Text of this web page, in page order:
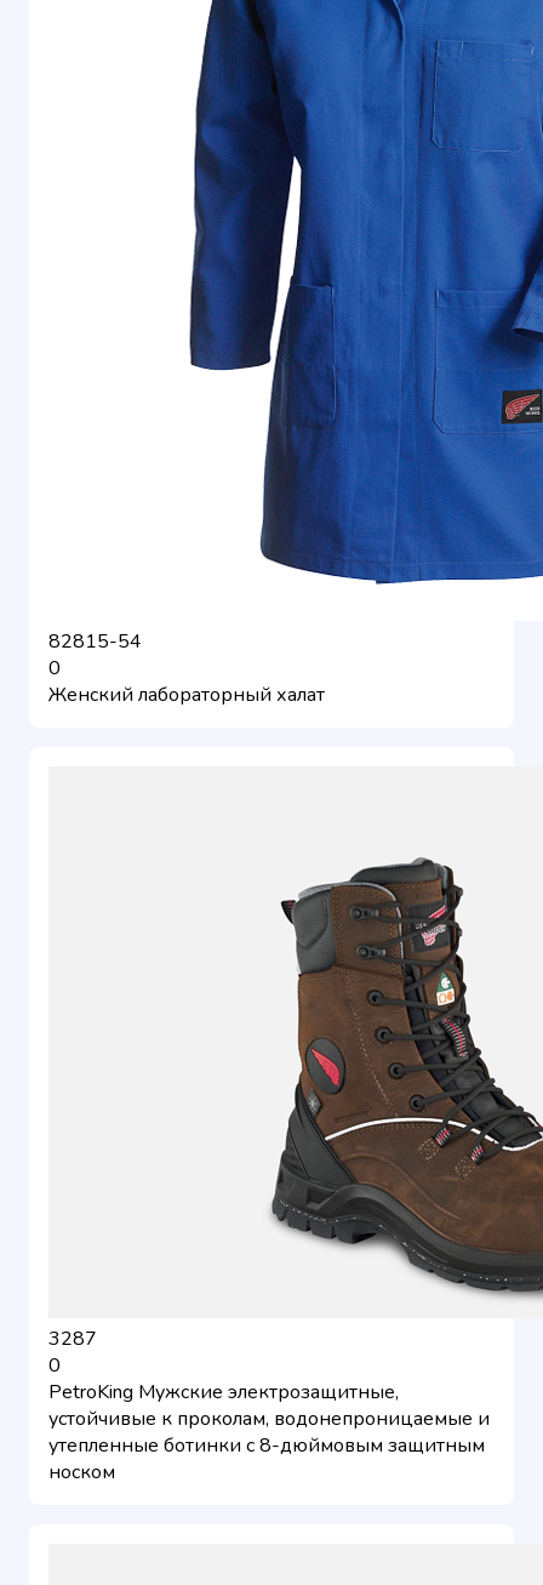
82815-54
0
Женский лабораторный халат
3287
0
PetroKing Мужские электрозащитные,
устойчивые к проколам, водонепроницаемые и
утепленные ботинки с 8-дюймовым защитным
носком